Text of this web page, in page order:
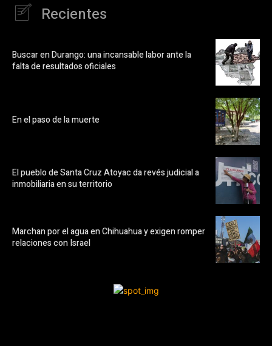
Recientes
Buscar en Durango: una incansable labor ante la
falta de resultados oficiales
En el paso de la muerte
El pueblo de Santa Cruz Atoyac da revés judicial a
inmobiliaria en su territorio
Marchan por el agua en Chihuahua y exigen romper
relaciones con Israel